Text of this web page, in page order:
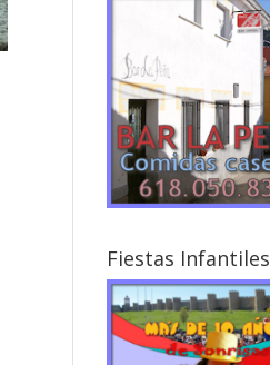
Fiestas Infantiles